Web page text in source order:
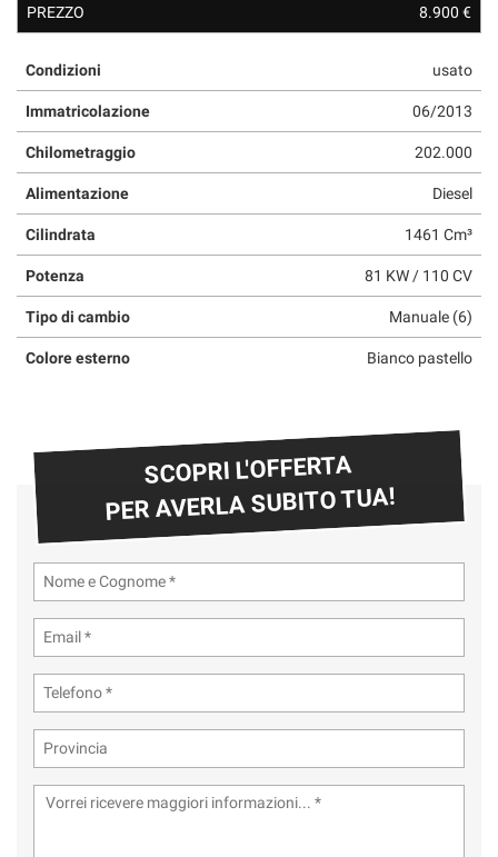
PREZZO 8.900 €
Condizioni usato
Immatricolazione 06/2013
Chilometraggio 202.000
Alimentazione Diesel
Cilindrata 1461 Cm³
Potenza 81 KW / 110 CV
Tipo di cambio Manuale (6)
Colore esterno Bianco pastello
SCOPRI L'OFFERTA
PER AVERLA SUBITO TUA!
questi
di
tracciamento
si
rimanda
alla
cookie
policy.
rivedere
le
scelte
Cookie necessari
Cookie delle preferenze
Cookie per il miglioramento dell'esperienza utente
Cookie analitici